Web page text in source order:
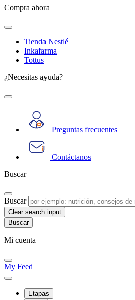
Compra ahora
Tienda Nestlé
Inkafarma
Tottus
¿Necesitas ayuda?
Preguntas frecuentes
Contáctanos
Buscar
Buscar
Clear search input
Mi cuenta
My Feed
Etapas